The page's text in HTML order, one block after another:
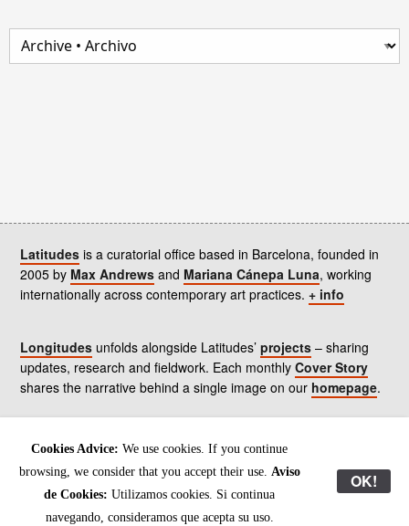
Latitudes is a curatorial office based in Barcelona, founded in
2005 by Max Andrews and Mariana Cánepa Luna, working
internationally across contemporary art practices. + info
Longitudes unfolds alongside Latitudes’ projects – sharing
updates, research and fieldwork. Each monthly Cover Story
shares the narrative behind a single image on our homepage.
Contact us, subscribe to our newsletters , and read our
Environmental Responsibility Statement
All content © Latitudes 2005—2026
Cookies Advice: We use cookies. If you continue
browsing, we consider that you accept their use. Aviso
de Cookies: Utilizamos cookies. Si continua
navegando, consideramos que acepta su uso.
OK!